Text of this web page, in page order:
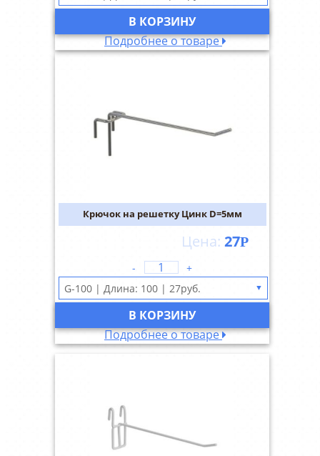
В КОРЗИНУ
Подробнее о товаре
Крючок на решетку Цинк D=5мм
27Р
- +
В КОРЗИНУ
▼
Подробнее о товаре